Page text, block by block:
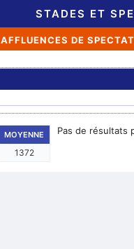
STADES ET
AFFLUENCES DE
MOYENNE
1372
Pas de résultats